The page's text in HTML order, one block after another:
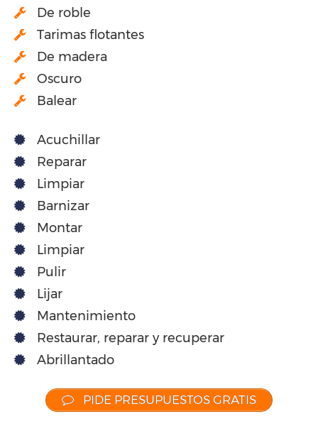
De roble
Tarimas flotantes
De madera
Oscuro
Balear
Acuchillar
Reparar
Limpiar
Barnizar
Montar
Limpiar
Pulir
Lijar
Mantenimiento
Restaurar, reparar y recuperar
Abrillantado
PIDE PRESUPUESTOS GRATIS